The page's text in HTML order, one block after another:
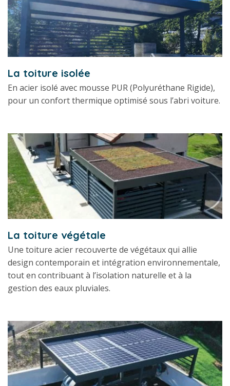
La toiture isolée
En acier isolé avec mousse PUR (Polyuréthane Rigide),
pour un confort thermique optimisé sous l’abri voiture.
La toiture végétale
Une toiture acier recouverte de végétaux qui allie
design contemporain et intégration environnementale,
tout en contribuant à l’isolation naturelle et à la
gestion des eaux pluviales.